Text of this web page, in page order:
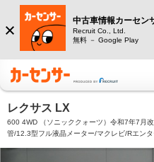
中古車情報カーセン
Recruit Co., Ltd.
無料 － Google Play
レクサス LX
600 4WD （ソニッククォーツ）令和7年7月
管/12.3型フル液晶メーター/マクレビ/Rエン